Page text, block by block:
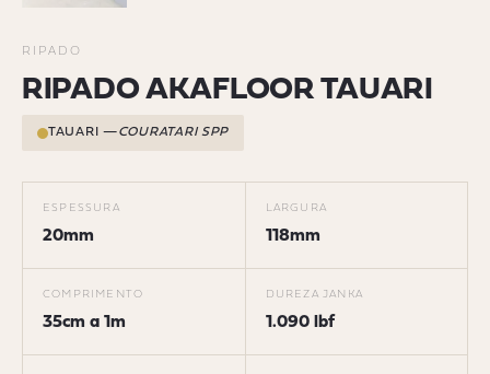
RIPADO
RIPADO AKAFLOOR TAUARI
TAUARI —COURATARI SPP
ESPESSURA
20mm
LARGURA
118mm
COMPRIMENTO
35cm a 1m
DUREZA JANKA
1.090 lbf